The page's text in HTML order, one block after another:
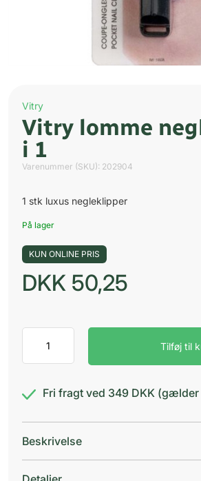
Vitry
Vitry lomme
i 1
Varenummer (SKU): 202904
1 stk luxus negleklipper
På lager
KUN ONLINE PRIS
DKK 50,25
lomme
negleklip
i
antal
Tilføj til
Fri fragt ved 349 DKK
Beskrivelse